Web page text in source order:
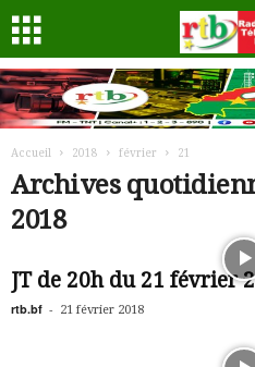
Accueil 2018 février 21
Archives
2018
JT de 20h du 21 février
rtb.bf - 21 février 2018